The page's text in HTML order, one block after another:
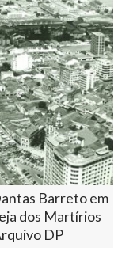
Barreto em
dos Martírios
DP